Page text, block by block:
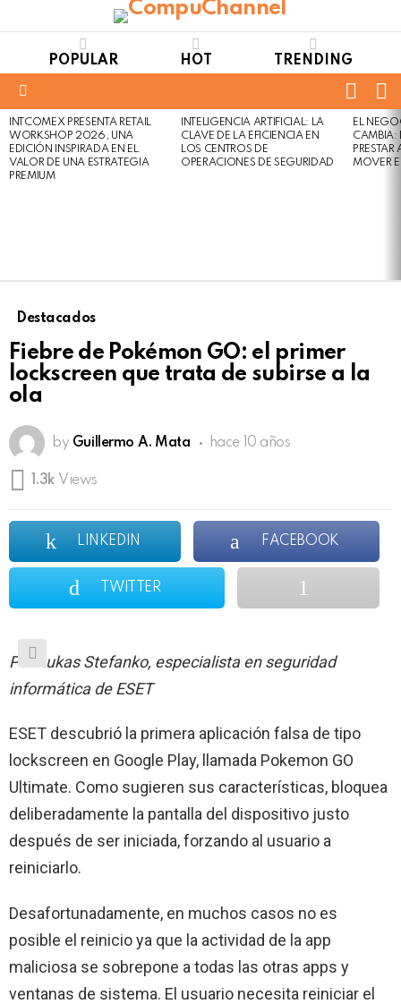
POPULAR HOT TRENDING
LATEST
STORIES
INTCOMEX PRESENTA RETAIL
WORKSHOP 2026, UNA
EDICIÓN INSPIRADA EN EL
VALOR DE UNA ESTRATEGIA
PREMIUM
INTELIGENCIA ARTIFICIAL: LA
CLAVE DE LA EFICIENCIA EN
LOS CENTROS DE
OPERACIONES DE SEGURIDAD
EL
CAMBIA:
MOVER
Destacados
Fiebre de Pokémon GO: el primer
lockscreen que trata de subirse a la
ola
by Guillermo A. Mata hace 10 años
1.3k Views
LINKEDIN FACEBOOK
TWITTER
Por Lukas Stefanko, especialista en seguridad
informática de ESET
ESET descubrió la primera aplicación falsa de tipo
lockscreen en Google Play, llamada Pokemon GO
Ultimate. Como sugieren sus características, bloquea
deliberadamente la pantalla del dispositivo justo
después de ser iniciada, forzando al usuario a
reiniciarlo.
Desafortunadamente, en muchos casos no es
posible el reinicio ya que la actividad de la app
maliciosa se sobrepone a todas las otras apps y
ventanas de sistema. El usuario necesita reiniciar el